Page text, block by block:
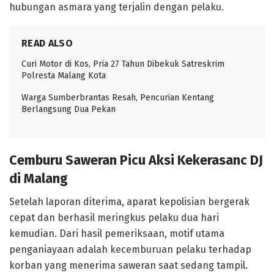
hubungan asmara yang terjalin dengan pelaku.
READ ALSO
Curi Motor di Kos, Pria 27 Tahun Dibekuk Satreskrim
Polresta Malang Kota
Warga Sumberbrantas Resah, Pencurian Kentang
Berlangsung Dua Pekan
Cemburu Saweran Picu Aksi Kekerasanc DJ
di Malang
Setelah laporan diterima, aparat kepolisian bergerak
cepat dan berhasil meringkus pelaku dua hari
kemudian. Dari hasil pemeriksaan, motif utama
penganiayaan adalah kecemburuan pelaku terhadap
korban yang menerima saweran saat sedang tampil.